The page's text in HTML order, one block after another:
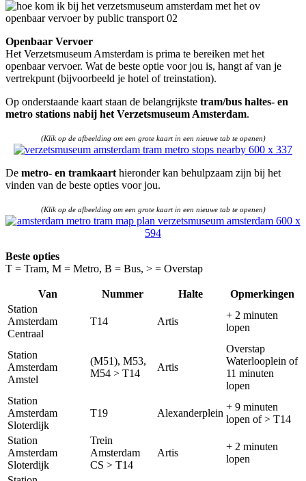
Openbaar Vervoer
Het Verzetsmuseum Amsterdam is prima te bereiken met het
openbaar vervoer. Wat de beste optie voor jou is, hangt af van je
vertrekpunt (bijvoorbeeld je hotel of treinstation).
Op onderstaande kaart staan de belangrijkste tram/bus haltes- en
metro stations nabij het Verzetsmuseum Amsterdam.
(Klik op de afbeelding om een grote kaart in een nieuwe tab te openen)
De metro- en tramkaart hieronder kan behulpzaam zijn bij het
vinden van de beste opties voor jou.
(Klik op de afbeelding om een grote kaart in een nieuwe tab te openen)
Beste opties
T = Tram, M = Metro, B = Bus, > = Overstap
Van Nummer Halte
Opmerkingen
Station
Amsterdam
Centraal
T14 Artis
+ 2 minuten
lopen
Station
Amsterdam
Amstel
(M51), M53,
M54 > T14
Artis
Overstap
Waterlooplein of
11 minuten
lopen
Station
Amsterdam
Sloterdijk
T19 Alexanderplein
+ 9 minuten
lopen of > T14
Station
Amsterdam
Sloterdijk
Trein
Amsterdam
CS > T14
Artis
+ 2 minuten
lopen